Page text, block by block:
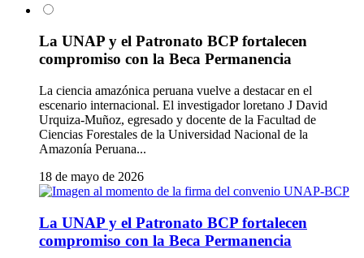
La UNAP y el Patronato BCP fortalecen
compromiso con la Beca Permanencia
La ciencia amazónica peruana vuelve a destacar en el
escenario internacional. El investigador loretano J David
Urquiza-Muñoz, egresado y docente de la Facultad de
Ciencias Forestales de la Universidad Nacional de la
Amazonía Peruana...
18 de mayo de 2026
La UNAP y el Patronato BCP fortalecen
compromiso con la Beca Permanencia